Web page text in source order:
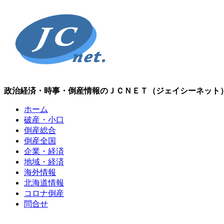
政治経済・時事・倒産情報のＪＣＮＥＴ（ジェイシーネット）
ホーム
破産・小口
倒産総合
倒産全国
企業・経済
地域・経済
海外情報
北海道情報
コロナ倒産
問合せ